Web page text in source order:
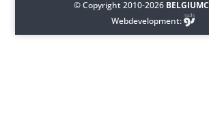
© Copyright 2010-2026
Webdevelopment: